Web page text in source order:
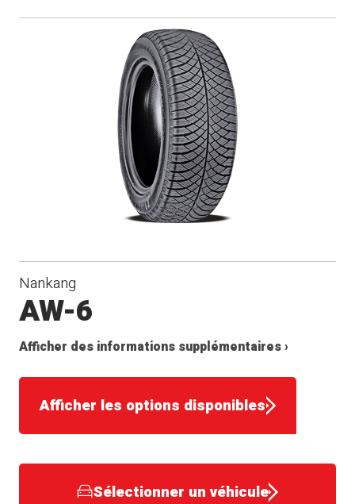
Nankang
AW-6
Afficher des informations supplémentaires ›
Afficher les options disponibles
Sélectionner un véhicule